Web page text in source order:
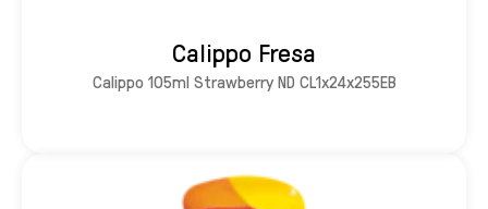
Calippo Fresa
Calippo 105ml Strawberry ND CL1x24x255EB